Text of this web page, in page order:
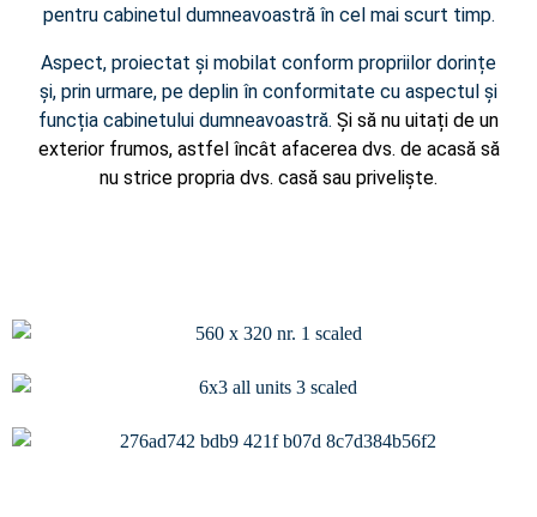
pentru cabinetul dumneavoastră în cel mai scurt timp.
Aspect, proiectat și mobilat conform propriilor dorințe
și, prin urmare, pe deplin în conformitate cu aspectul și
funcția cabinetului dumneavoastră. Și să nu uitați de un
exterior frumos, astfel încât afacerea dvs. de acasă să
nu strice propria dvs. casă sau priveliște.